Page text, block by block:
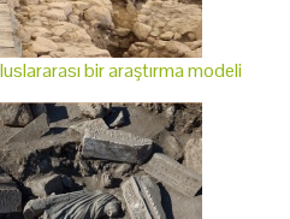
bir araştırma modeli